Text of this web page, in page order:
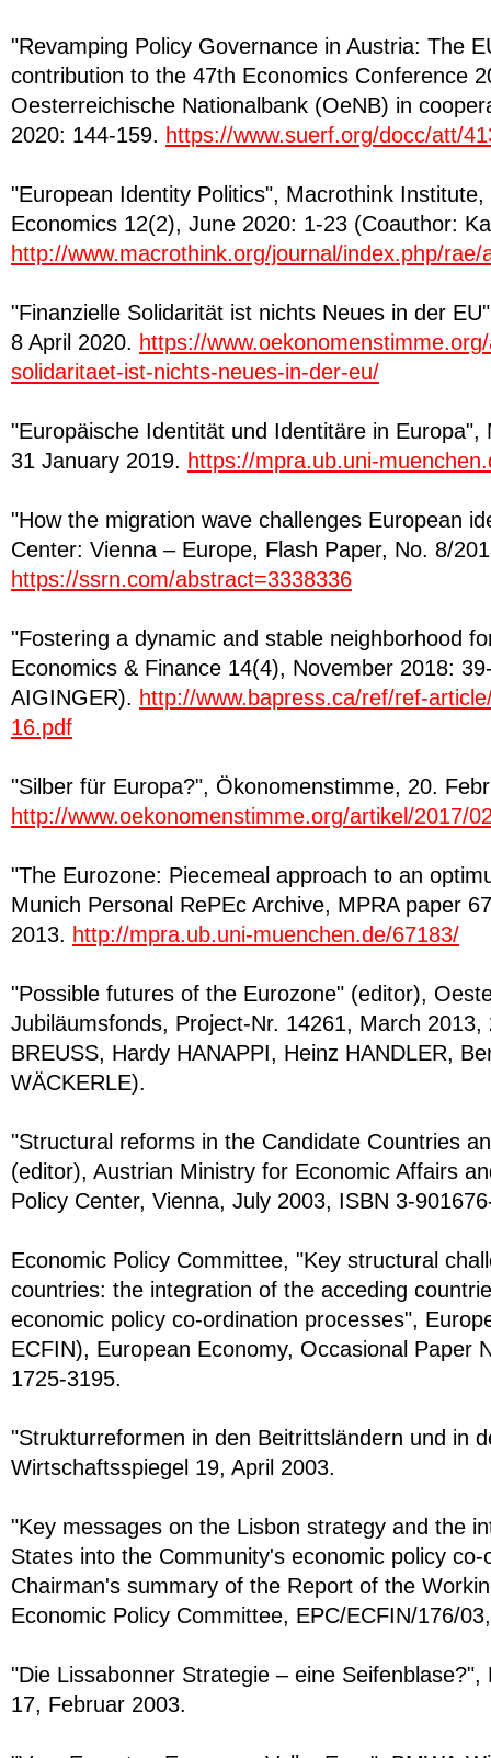
"Revamping Policy Governance in Austria: The
contribution to the 47th Economics Conference
Oesterreichische Nationalbank (OeNB) in
2020: 144-159. https://www.suerf.org/docc/att/
"European Identity Politics", Macrothink Institute,
Economics 12(2), June 2020: 1-23 (Coauthor:
http://www.macrothink.org/journal/index.php/
"Finanzielle Solidarität ist nichts Neues in der
8 April 2020. https://
solidaritaet-ist-nichts-neues-in-der-eu/
"Europäische Identität und Identitäre in Europa",
31 January 2019. https://mpra.ub.uni-
"How the migration wave challenges European
Center: Vienna – Europe, Flash Paper, No. 8/
https://ssrn.com/abstract=3338336
"Fostering a dynamic and stable neighborhood
Economics & Finance 14(4), November 2018:
AIGINGER). http://www.bapress.ca/ref/ref-
16.pdf
"Silber für Europa?", Ökonomenstimme, 20.
http://www.oekonomenstimme.org/artikel/2017/
"The Eurozone: Piecemeal approach to an
Munich Personal RePEc Archive, MPRA paper
2013. http://mpra.ub.uni-muenchen.de/67183/
"Possible futures of the Eurozone" (editor),
Jubiläumsfonds, Project-Nr. 14261, March
BREUSS, Hardy HANAPPI, Heinz HANDLER,
WÄCKERLE).
"Structural reforms in the Candidate Countries
(editor), Austrian Ministry for Economic Affairs
Policy Center, Vienna, July 2003, ISBN 3-
Economic Policy Committee, "Key structural
countries: the integration of the acceding
economic policy co-ordination processes",
ECFIN), European Economy, Occasional Paper
1725-3195.
"Strukturreformen in den Beitrittsländern und in
Wirtschaftsspiegel 19, April 2003.
"Key messages on the Lisbon strategy and the
States into the Community's economic policy
Chairman's summary of the Report of the
Economic Policy Committee, EPC/ECFIN/176/
"Die Lissabonner Strategie – eine
17, Februar 2003.